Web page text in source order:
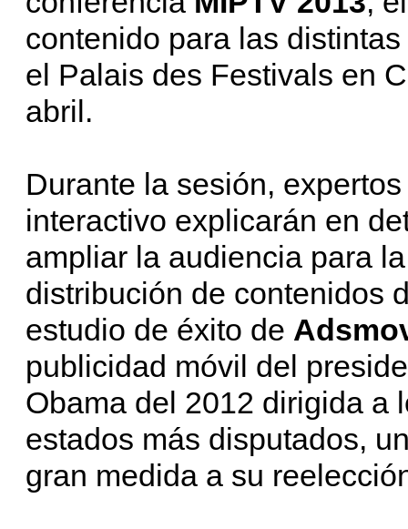
contenido para las
el Palais des Festivals en
abril.
Durante la sesión,
interactivo explicarán en
ampliar la audiencia para
distribución de contenidos
estudio de éxito de
publicidad móvil del
Obama del 2012 dirigida a
estados más disputados,
gran medida a su